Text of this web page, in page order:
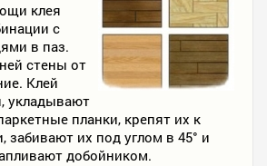
клея
с
в паз.
стены от
Клей
укладывают
планки, крепят их к
забивают их под углом в 45° и
добойником.